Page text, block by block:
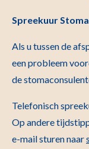
Spreekuur
Als u tussen de
een probleem
de
Telefonisch
Op andere
e-mail sturen naar